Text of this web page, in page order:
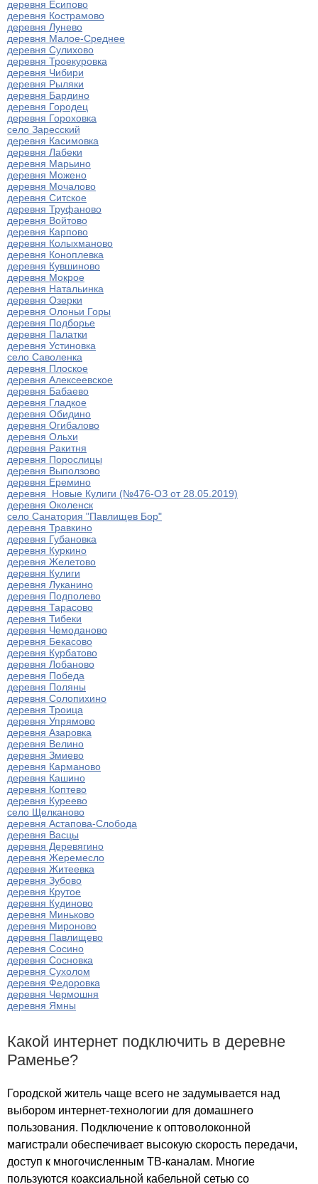
деревня Есипово
деревня Кострамово
деревня Лунево
деревня Малое-Среднее
деревня Сулихово
деревня Троекуровка
деревня Чибири
деревня Рыляки
деревня Бардино
деревня Городец
деревня Гороховка
село Заресский
деревня Касимовка
деревня Лабеки
деревня Марьино
деревня Можено
деревня Мочалово
деревня Ситское
деревня Труфаново
деревня Войтово
деревня Карпово
деревня Колыхманово
деревня Коноплевка
деревня Кувшиново
деревня Мокрое
деревня Натальинка
деревня Озерки
деревня Олоньи Горы
деревня Подборье
деревня Палатки
деревня Устиновка
село Саволенка
деревня Плоское
деревня Алексеевское
деревня Бабаево
деревня Гладкое
деревня Обидино
деревня Огибалово
деревня Ольхи
деревня Ракитня
деревня Порослицы
деревня Выползово
деревня Еремино
деревня Новые Кулиги (№476-ОЗ от 28.05.2019)
деревня Околенск
село Санатория "Павлищев Бор"
деревня Травкино
деревня Губановка
деревня Куркино
деревня Желетово
деревня Кулиги
деревня Луканино
деревня Подполево
деревня Тарасово
деревня Тибеки
деревня Чемоданово
деревня Бекасово
деревня Курбатово
деревня Лобаново
деревня Победа
деревня Поляны
деревня Солопихино
деревня Троица
деревня Упрямово
деревня Азаровка
деревня Велино
деревня Змиево
деревня Карманово
деревня Кашино
деревня Коптево
деревня Куреево
село Щелканово
деревня Астапова-Слобода
деревня Васцы
деревня Деревягино
деревня Жеремесло
деревня Житеевка
деревня Зубово
деревня Крутое
деревня Кудиново
деревня Миньково
деревня Мироново
деревня Павлищево
деревня Сосино
деревня Сосновка
деревня Сухолом
деревня Федоровка
деревня Чермошня
деревня Ямны
Какой интернет подключить в деревне
Раменье?
Городской житель чаще всего не задумывается над
выбором интернет-технологии для домашнего
пользования. Подключение к оптоволоконной
магистрали обеспечивает высокую скорость передачи,
доступ к многочисленным ТВ-каналам. Многие
пользуются коаксиальной кабельной сетью со